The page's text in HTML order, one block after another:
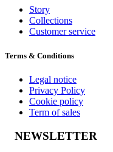
Story
Collections
Customer service
Terms & Conditions
Legal notice
Privacy Policy
Cookie policy
Term of sales
NEWSLETTER